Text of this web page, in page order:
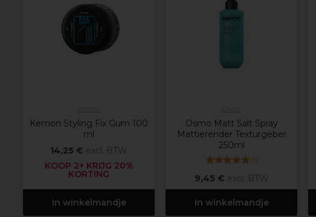
Kemon Styling Fix Gum 100
ml
14,25 € excl. BTW
KOOP 2+ KRIJG 20%
KORTING
In winkelmandje
Osmo Matt Salt Spray
Mattierender Texturgeber
250ml
(1)
9,45 € excl. BTW
In winkelmandje